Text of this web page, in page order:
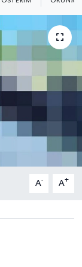
A- A+